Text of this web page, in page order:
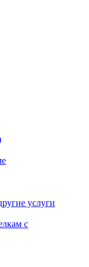
услуги
с